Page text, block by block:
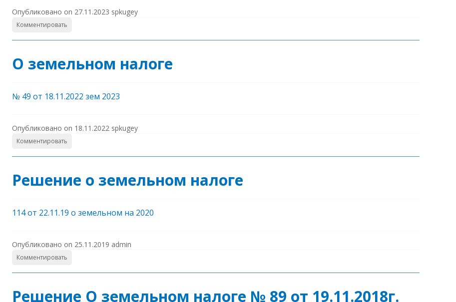
Опубликовано on 27.11.2023 spkugey
Комментировать
О земельном налоге
№ 49 от 18.11.2022 зем 2023
Опубликовано on 18.11.2022 spkugey
Комментировать
Решение о земельном налоге
114 от 22.11.19 о земельном на 2020
Опубликовано on 25.11.2019 admin
Комментировать
Решение О земельном налоге № 89 от 19.11.2018г.